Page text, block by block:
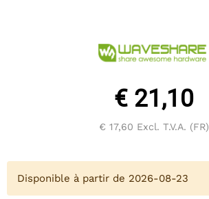
€ 21,10
€ 17,60 Excl. T.V.A. (FR)
Disponible à partir de 2026-08-23